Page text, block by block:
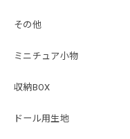
その他
ミニチュア小物
収納BOX
ドール用生地